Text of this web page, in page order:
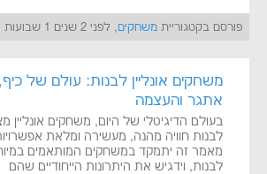
פורסם בקטגוריית משחקים, לפני 2 שנים 1 שבועות
משחקים אונליין לבנות: עולם של כיף,
אתגר והעצמה
בעולם הדיגיטלי של היום, משחקים אונליין
לבנות חוויה מהנה, מעשירה ומלאת
מאמר זה יתמקד במשחקים המותאמים
לבנות, וידגיש את היתרונות הייחודיים שהם